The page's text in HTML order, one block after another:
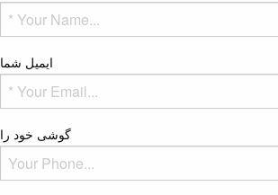
ایمیل شما
گوشی خود را